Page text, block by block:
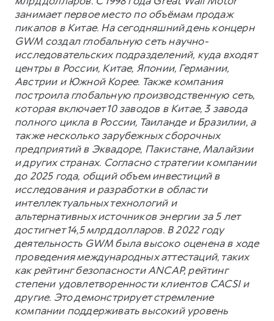
занимает первое место по объёмам продаж
пикапов в Китае. На сегодняшний день концерн
GWM создал глобальную сеть научно-
исследовательских подразделений, куда входят
центры в России, Китае, Японии, Германии,
Австрии и Южной Корее. Также компания
построила глобальную производственную сеть,
которая включает 10 заводов в Китае, 3 завода
полного цикла в России, Таиланде и Бразилии, а
также несколько зарубежных сборочных
предприятий в Эквадоре, Пакистане, Малайзии
и других странах. Согласно стратегии компании
до 2025 года, общий объем инвестиций в
исследования и разработки в области
интеллектуальных технологий и
альтернативных источников энергии за 5 лет
достигнет 14,5 млрд долларов. В 2022 году
деятельность GWM была высоко оценена в ходе
проведения международных аттестаций, таких
как рейтинг безопасности ANCAP, рейтинг
степени удовлетворенности клиентов CACSI и
другие. Это демонстрирует стремление
компании поддерживать высокий уровень